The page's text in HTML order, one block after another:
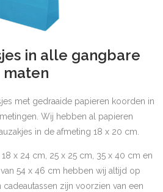
in alle gangbare
maten
met gedraaide papieren koorden in
Wij hebben al papieren
in de afmeting 18 x 20 cm.
x 24 cm, 25 x 25 cm, 35 x 40 cm en
54 x 46 cm hebben wij altijd op
zijn voorzien van een